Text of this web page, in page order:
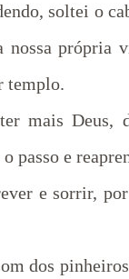
soltei o
nossa própria
templo.
mais Deus,
passo e
e sorrir,
dos